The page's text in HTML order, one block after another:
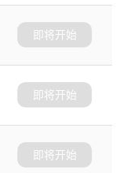
即将开始
即将开始
即将开始